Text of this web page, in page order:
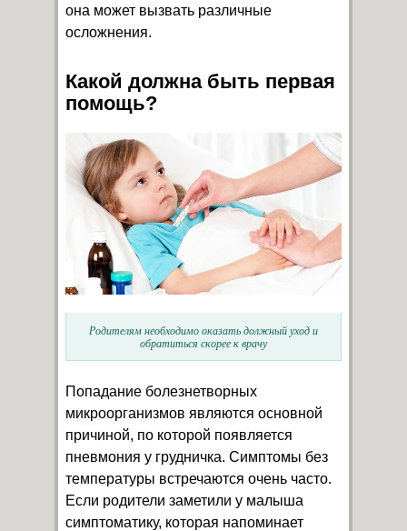
она может вызвать различные
осложнения.
Какой должна быть первая
помощь?
Родителям необходимо оказать должный уход и
обратиться скорее к врачу
Попадание болезнетворных
микроорганизмов являются основной
причиной, по которой появляется
пневмония у грудничка. Симптомы без
температуры встречаются очень часто.
Если родители заметили у малыша
симптоматику, которая напоминает